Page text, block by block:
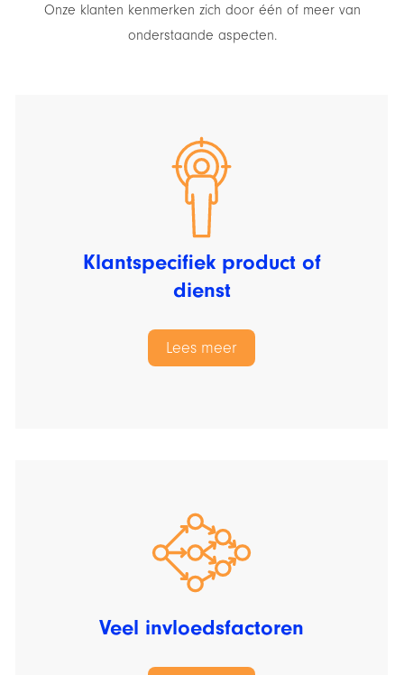
Onze klanten kenmerken zich door één of meer van
onderstaande aspecten.
Klantspecifiek product of
dienst
Lees meer
Veel invloedsfactoren